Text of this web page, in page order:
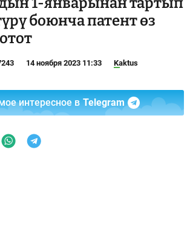
боюнча патент өз
14 ноября 2023 11:33 Kaktus
интересное в Telegram